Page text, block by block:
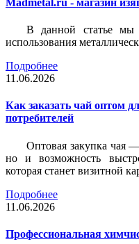
В данной статье мы
использования
Подробнее
11.06.2026
Как заказать чай оптом
потребителей
Оптовая закупка чая
но и возможность
которая станет визитной
Подробнее
11.06.2026
Профессиональная